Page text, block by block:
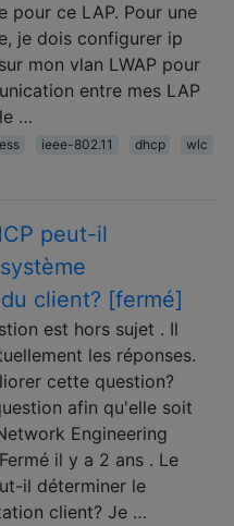
pour ce LAP. Pour une
je dois configurer ip
mon vlan LWAP pour
entre mes LAP
…
ieee-802.11 dhcp wlc
peut-il
client? [fermé]
est hors sujet . Il
les réponses.
cette question?
afin qu'elle soit
Engineering
il y a 2 ans . Le
il déterminer le
client? Je …